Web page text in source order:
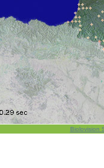
Biolovision